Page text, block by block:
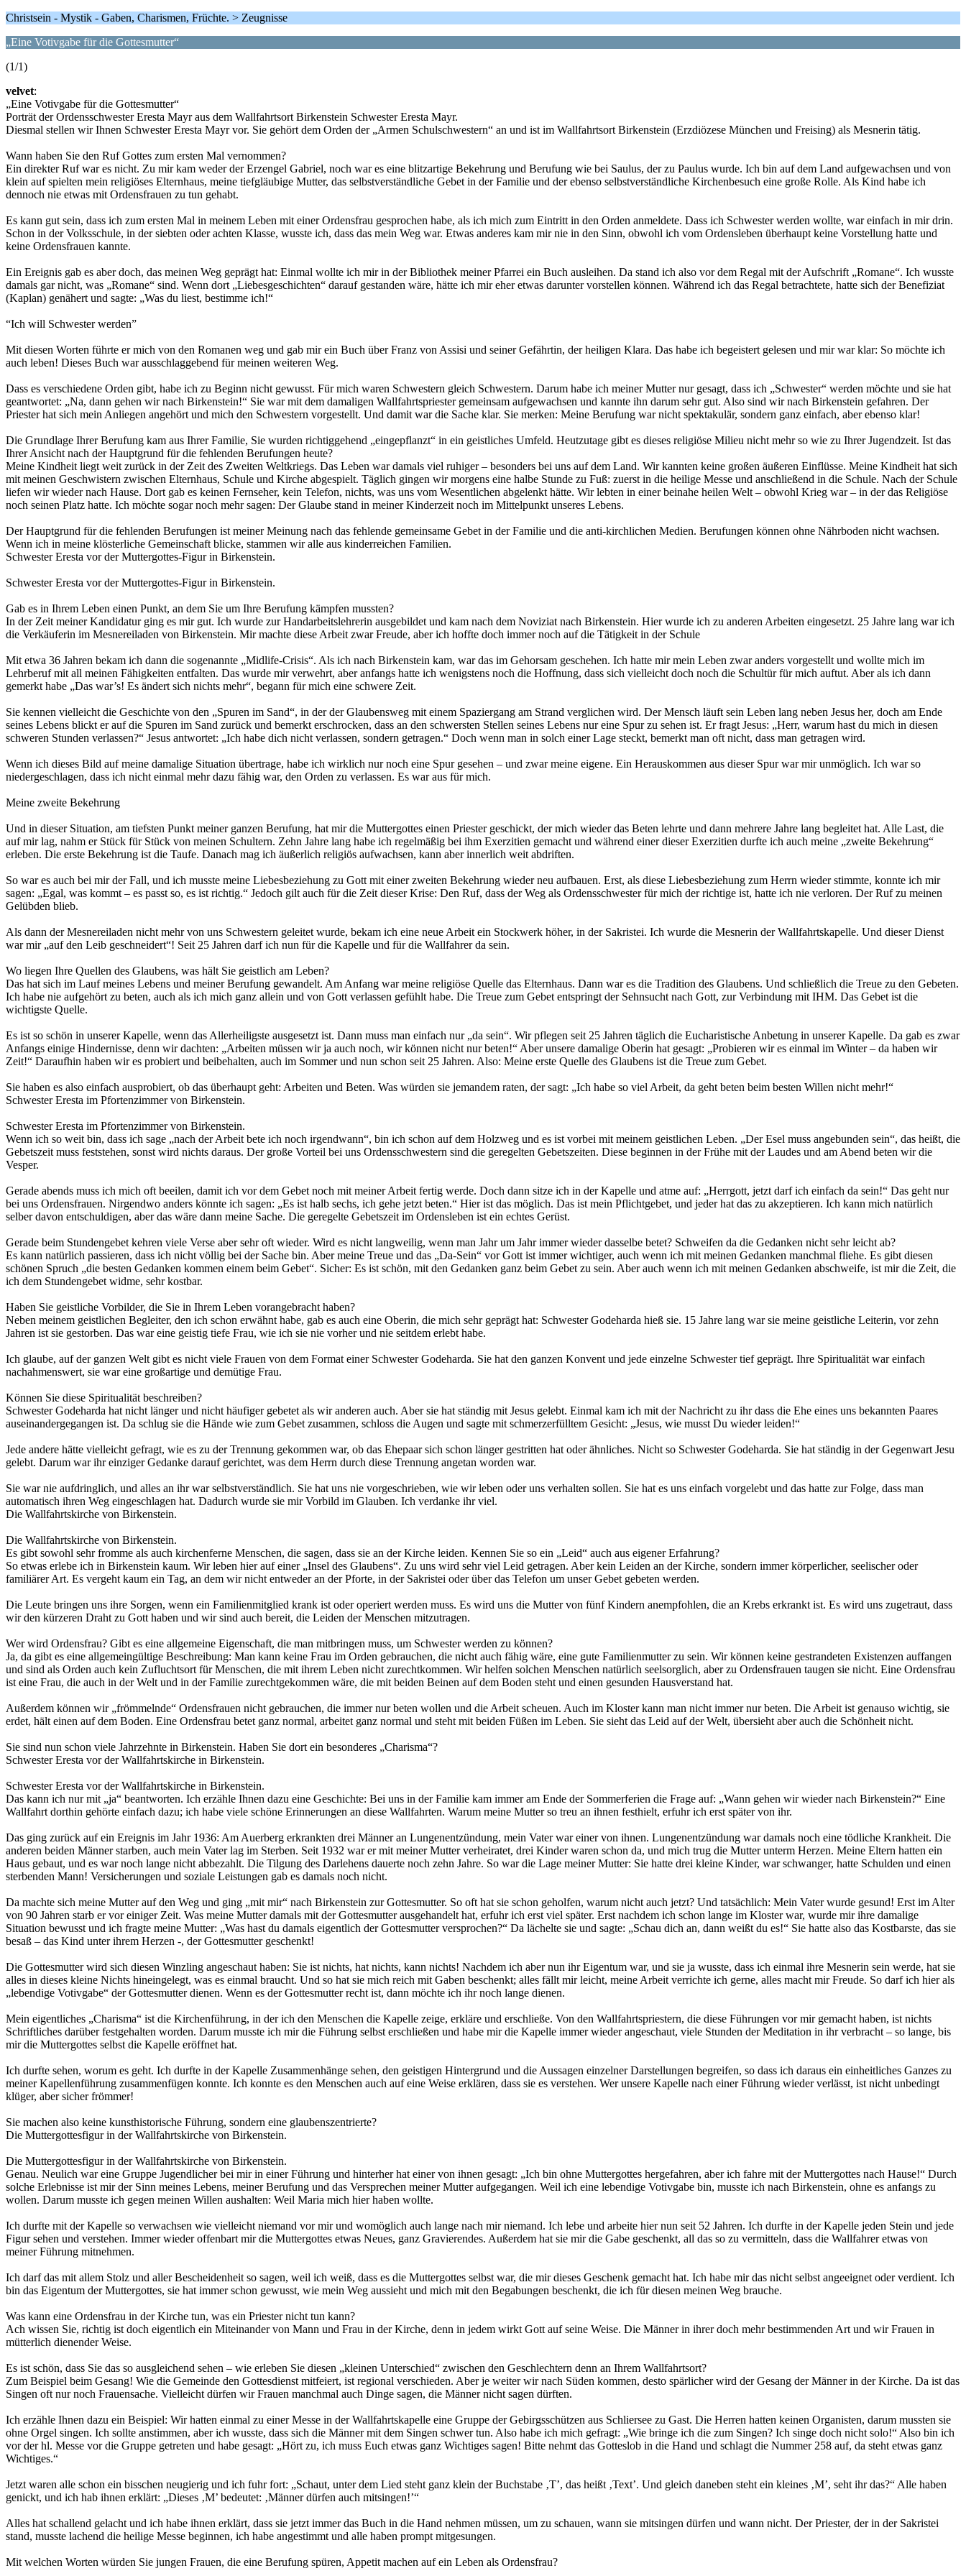
Christsein - Mystik - Gaben, Charismen, Früchte. > Zeugnisse
„Eine Votivgabe für die Gottesmutter“
(1/1)
velvet:
„Eine Votivgabe für die Gottesmutter“
Porträt der Ordensschwester Eresta Mayr aus dem Wallfahrtsort Birkenstein Schwester Eresta Mayr.
Diesmal stellen wir Ihnen Schwester Eresta Mayr vor. Sie gehört dem Orden der „Armen Schulschwestern“ an und ist im Wallfahrtsort Birkenstein (Erzdiözese München und Freising) als Mesnerin tätig.
Wann haben Sie den Ruf Gottes zum ersten Mal vernommen?
Ein direkter Ruf war es nicht. Zu mir kam weder der Erzengel Gabriel, noch war es eine blitzartige Bekehrung und Berufung wie bei Saulus, der zu Paulus wurde. Ich bin auf dem Land aufgewachsen und von
klein auf spielten mein religiöses Elternhaus, meine tiefgläubige Mutter, das selbstverständliche Gebet in der Familie und der ebenso selbstverständliche Kirchenbesuch eine große Rolle. Als Kind habe ich
dennoch nie etwas mit Ordensfrauen zu tun gehabt.
Es kann gut sein, dass ich zum ersten Mal in meinem Leben mit einer Ordensfrau gesprochen habe, als ich mich zum Eintritt in den Orden anmeldete. Dass ich Schwester werden wollte, war einfach in mir drin.
Schon in der Volksschule, in der siebten oder achten Klasse, wusste ich, dass das mein Weg war. Etwas anderes kam mir nie in den Sinn, obwohl ich vom Ordensleben überhaupt keine Vorstellung hatte und
keine Ordensfrauen kannte.
Ein Ereignis gab es aber doch, das meinen Weg geprägt hat: Einmal wollte ich mir in der Bibliothek meiner Pfarrei ein Buch ausleihen. Da stand ich also vor dem Regal mit der Aufschrift „Romane“. Ich wusste
damals gar nicht, was „Romane“ sind. Wenn dort „Liebesgeschichten“ darauf gestanden wäre, hätte ich mir eher etwas darunter vorstellen können. Während ich das Regal betrachtete, hatte sich der Benefiziat
(Kaplan) genähert und sagte: „Was du liest, bestimme ich!“
“Ich will Schwester werden”
Mit diesen Worten führte er mich von den Romanen weg und gab mir ein Buch über Franz von Assisi und seiner Gefährtin, der heiligen Klara. Das habe ich begeistert gelesen und mir war klar: So möchte ich
auch leben! Dieses Buch war ausschlaggebend für meinen weiteren Weg.
Dass es verschiedene Orden gibt, habe ich zu Beginn nicht gewusst. Für mich waren Schwestern gleich Schwestern. Darum habe ich meiner Mutter nur gesagt, dass ich „Schwester“ werden möchte und sie hat
geantwortet: „Na, dann gehen wir nach Birkenstein!“ Sie war mit dem damaligen Wallfahrtspriester gemeinsam aufgewachsen und kannte ihn darum sehr gut. Also sind wir nach Birkenstein gefahren. Der
Priester hat sich mein Anliegen angehört und mich den Schwestern vorgestellt. Und damit war die Sache klar. Sie merken: Meine Berufung war nicht spektakulär, sondern ganz einfach, aber ebenso klar!
Die Grundlage Ihrer Berufung kam aus Ihrer Familie, Sie wurden richtiggehend „eingepflanzt“ in ein geistliches Umfeld. Heutzutage gibt es dieses religiöse Milieu nicht mehr so wie zu Ihrer Jugendzeit. Ist das
Ihrer Ansicht nach der Hauptgrund für die fehlenden Berufungen heute?
Meine Kindheit liegt weit zurück in der Zeit des Zweiten Weltkriegs. Das Leben war damals viel ruhiger – besonders bei uns auf dem Land. Wir kannten keine großen äußeren Einflüsse. Meine Kindheit hat sich
mit meinen Geschwistern zwischen Elternhaus, Schule und Kirche abgespielt. Täglich gingen wir morgens eine halbe Stunde zu Fuß: zuerst in die heilige Messe und anschließend in die Schule. Nach der Schule
liefen wir wieder nach Hause. Dort gab es keinen Fernseher, kein Telefon, nichts, was uns vom Wesentlichen abgelenkt hätte. Wir lebten in einer beinahe heilen Welt – obwohl Krieg war – in der das Religiöse
noch seinen Platz hatte. Ich möchte sogar noch mehr sagen: Der Glaube stand in meiner Kinderzeit noch im Mittelpunkt unseres Lebens.
Der Hauptgrund für die fehlenden Berufungen ist meiner Meinung nach das fehlende gemeinsame Gebet in der Familie und die anti-kirchlichen Medien. Berufungen können ohne Nährboden nicht wachsen.
Wenn ich in meine klösterliche Gemeinschaft blicke, stammen wir alle aus kinderreichen Familien.
Schwester Eresta vor der Muttergottes-Figur in Birkenstein.
Schwester Eresta vor der Muttergottes-Figur in Birkenstein.
Gab es in Ihrem Leben einen Punkt, an dem Sie um Ihre Berufung kämpfen mussten?
In der Zeit meiner Kandidatur ging es mir gut. Ich wurde zur Handarbeitslehrerin ausgebildet und kam nach dem Noviziat nach Birkenstein. Hier wurde ich zu anderen Arbeiten eingesetzt. 25 Jahre lang war ich
die Verkäuferin im Mesnereiladen von Birkenstein. Mir machte diese Arbeit zwar Freude, aber ich hoffte doch immer noch auf die Tätigkeit in der Schule
Mit etwa 36 Jahren bekam ich dann die sogenannte „Midlife-Crisis“. Als ich nach Birkenstein kam, war das im Gehorsam geschehen. Ich hatte mir mein Leben zwar anders vorgestellt und wollte mich im
Lehrberuf mit all meinen Fähigkeiten entfalten. Das wurde mir verwehrt, aber anfangs hatte ich wenigstens noch die Hoffnung, dass sich vielleicht doch noch die Schultür für mich auftut. Aber als ich dann
gemerkt habe „Das war’s! Es ändert sich nichts mehr“, begann für mich eine schwere Zeit.
Sie kennen vielleicht die Geschichte von den „Spuren im Sand“, in der der Glaubensweg mit einem Spaziergang am Strand verglichen wird. Der Mensch läuft sein Leben lang neben Jesus her, doch am Ende
seines Lebens blickt er auf die Spuren im Sand zurück und bemerkt erschrocken, dass an den schwersten Stellen seines Lebens nur eine Spur zu sehen ist. Er fragt Jesus: „Herr, warum hast du mich in diesen
schweren Stunden verlassen?“ Jesus antwortet: „Ich habe dich nicht verlassen, sondern getragen.“ Doch wenn man in solch einer Lage steckt, bemerkt man oft nicht, dass man getragen wird.
Wenn ich dieses Bild auf meine damalige Situation übertrage, habe ich wirklich nur noch eine Spur gesehen – und zwar meine eigene. Ein Herauskommen aus dieser Spur war mir unmöglich. Ich war so
niedergeschlagen, dass ich nicht einmal mehr dazu fähig war, den Orden zu verlassen. Es war aus für mich.
Meine zweite Bekehrung
Und in dieser Situation, am tiefsten Punkt meiner ganzen Berufung, hat mir die Muttergottes einen Priester geschickt, der mich wieder das Beten lehrte und dann mehrere Jahre lang begleitet hat. Alle Last, die
auf mir lag, nahm er Stück für Stück von meinen Schultern. Zehn Jahre lang habe ich regelmäßig bei ihm Exerzitien gemacht und während einer dieser Exerzitien durfte ich auch meine „zweite Bekehrung“
erleben. Die erste Bekehrung ist die Taufe. Danach mag ich äußerlich religiös aufwachsen, kann aber innerlich weit abdriften.
So war es auch bei mir der Fall, und ich musste meine Liebesbeziehung zu Gott mit einer zweiten Bekehrung wieder neu aufbauen. Erst, als diese Liebesbeziehung zum Herrn wieder stimmte, konnte ich mir
sagen: „Egal, was kommt – es passt so, es ist richtig.“ Jedoch gilt auch für die Zeit dieser Krise: Den Ruf, dass der Weg als Ordensschwester für mich der richtige ist, hatte ich nie verloren. Der Ruf zu meinen
Gelübden blieb.
Als dann der Mesnereiladen nicht mehr von uns Schwestern geleitet wurde, bekam ich eine neue Arbeit ein Stockwerk höher, in der Sakristei. Ich wurde die Mesnerin der Wallfahrtskapelle. Und dieser Dienst
war mir „auf den Leib geschneidert“! Seit 25 Jahren darf ich nun für die Kapelle und für die Wallfahrer da sein.
Wo liegen Ihre Quellen des Glaubens, was hält Sie geistlich am Leben?
Das hat sich im Lauf meines Lebens und meiner Berufung gewandelt. Am Anfang war meine religiöse Quelle das Elternhaus. Dann war es die Tradition des Glaubens. Und schließlich die Treue zu den Gebeten.
Ich habe nie aufgehört zu beten, auch als ich mich ganz allein und von Gott verlassen gefühlt habe. Die Treue zum Gebet entspringt der Sehnsucht nach Gott, zur Verbindung mit IHM. Das Gebet ist die
wichtigste Quelle.
Es ist so schön in unserer Kapelle, wenn das Allerheiligste ausgesetzt ist. Dann muss man einfach nur „da sein“. Wir pflegen seit 25 Jahren täglich die Eucharistische Anbetung in unserer Kapelle. Da gab es zwar
Anfangs einige Hindernisse, denn wir dachten: „Arbeiten müssen wir ja auch noch, wir können nicht nur beten!“ Aber unsere damalige Oberin hat gesagt: „Probieren wir es einmal im Winter – da haben wir
Zeit!“ Daraufhin haben wir es probiert und beibehalten, auch im Sommer und nun schon seit 25 Jahren. Also: Meine erste Quelle des Glaubens ist die Treue zum Gebet.
Sie haben es also einfach ausprobiert, ob das überhaupt geht: Arbeiten und Beten. Was würden sie jemandem raten, der sagt: „Ich habe so viel Arbeit, da geht beten beim besten Willen nicht mehr!“
Schwester Eresta im Pfortenzimmer von Birkenstein.
Schwester Eresta im Pfortenzimmer von Birkenstein.
Wenn ich so weit bin, dass ich sage „nach der Arbeit bete ich noch irgendwann“, bin ich schon auf dem Holzweg und es ist vorbei mit meinem geistlichen Leben. „Der Esel muss angebunden sein“, das heißt, die
Gebetszeit muss feststehen, sonst wird nichts daraus. Der große Vorteil bei uns Ordensschwestern sind die geregelten Gebetszeiten. Diese beginnen in der Frühe mit der Laudes und am Abend beten wir die
Vesper.
Gerade abends muss ich mich oft beeilen, damit ich vor dem Gebet noch mit meiner Arbeit fertig werde. Doch dann sitze ich in der Kapelle und atme auf: „Herrgott, jetzt darf ich einfach da sein!“ Das geht nur
bei uns Ordensfrauen. Nirgendwo anders könnte ich sagen: „Es ist halb sechs, ich gehe jetzt beten.“ Hier ist das möglich. Das ist mein Pflichtgebet, und jeder hat das zu akzeptieren. Ich kann mich natürlich
selber davon entschuldigen, aber das wäre dann meine Sache. Die geregelte Gebetszeit im Ordensleben ist ein echtes Gerüst.
Gerade beim Stundengebet kehren viele Verse aber sehr oft wieder. Wird es nicht langweilig, wenn man Jahr um Jahr immer wieder dasselbe betet? Schweifen da die Gedanken nicht sehr leicht ab?
Es kann natürlich passieren, dass ich nicht völlig bei der Sache bin. Aber meine Treue und das „Da-Sein“ vor Gott ist immer wichtiger, auch wenn ich mit meinen Gedanken manchmal fliehe. Es gibt diesen
schönen Spruch „die besten Gedanken kommen einem beim Gebet“. Sicher: Es ist schön, mit den Gedanken ganz beim Gebet zu sein. Aber auch wenn ich mit meinen Gedanken abschweife, ist mir die Zeit, die
ich dem Stundengebet widme, sehr kostbar.
Haben Sie geistliche Vorbilder, die Sie in Ihrem Leben vorangebracht haben?
Neben meinem geistlichen Begleiter, den ich schon erwähnt habe, gab es auch eine Oberin, die mich sehr geprägt hat: Schwester Godeharda hieß sie. 15 Jahre lang war sie meine geistliche Leiterin, vor zehn
Jahren ist sie gestorben. Das war eine geistig tiefe Frau, wie ich sie nie vorher und nie seitdem erlebt habe.
Ich glaube, auf der ganzen Welt gibt es nicht viele Frauen von dem Format einer Schwester Godeharda. Sie hat den ganzen Konvent und jede einzelne Schwester tief geprägt. Ihre Spiritualität war einfach
nachahmenswert, sie war eine großartige und demütige Frau.
Können Sie diese Spiritualität beschreiben?
Schwester Godeharda hat nicht länger und nicht häufiger gebetet als wir anderen auch. Aber sie hat ständig mit Jesus gelebt. Einmal kam ich mit der Nachricht zu ihr dass die Ehe eines uns bekannten Paares
auseinandergegangen ist. Da schlug sie die Hände wie zum Gebet zusammen, schloss die Augen und sagte mit schmerzerfülltem Gesicht: „Jesus, wie musst Du wieder leiden!“
Jede andere hätte vielleicht gefragt, wie es zu der Trennung gekommen war, ob das Ehepaar sich schon länger gestritten hat oder ähnliches. Nicht so Schwester Godeharda. Sie hat ständig in der Gegenwart Jesu
gelebt. Darum war ihr einziger Gedanke darauf gerichtet, was dem Herrn durch diese Trennung angetan worden war.
Sie war nie aufdringlich, und alles an ihr war selbstverständlich. Sie hat uns nie vorgeschrieben, wie wir leben oder uns verhalten sollen. Sie hat es uns einfach vorgelebt und das hatte zur Folge, dass man
automatisch ihren Weg eingeschlagen hat. Dadurch wurde sie mir Vorbild im Glauben. Ich verdanke ihr viel.
Die Wallfahrtskirche von Birkenstein.
Die Wallfahrtskirche von Birkenstein.
Es gibt sowohl sehr fromme als auch kirchenferne Menschen, die sagen, dass sie an der Kirche leiden. Kennen Sie so ein „Leid“ auch aus eigener Erfahrung?
So etwas erlebe ich in Birkenstein kaum. Wir leben hier auf einer „Insel des Glaubens“. Zu uns wird sehr viel Leid getragen. Aber kein Leiden an der Kirche, sondern immer körperlicher, seelischer oder
familiärer Art. Es vergeht kaum ein Tag, an dem wir nicht entweder an der Pforte, in der Sakristei oder über das Telefon um unser Gebet gebeten werden.
Die Leute bringen uns ihre Sorgen, wenn ein Familienmitglied krank ist oder operiert werden muss. Es wird uns die Mutter von fünf Kindern anempfohlen, die an Krebs erkrankt ist. Es wird uns zugetraut, dass
wir den kürzeren Draht zu Gott haben und wir sind auch bereit, die Leiden der Menschen mitzutragen.
Wer wird Ordensfrau? Gibt es eine allgemeine Eigenschaft, die man mitbringen muss, um Schwester werden zu können?
Ja, da gibt es eine allgemeingültige Beschreibung: Man kann keine Frau im Orden gebrauchen, die nicht auch fähig wäre, eine gute Familienmutter zu sein. Wir können keine gestrandeten Existenzen auffangen
und sind als Orden auch kein Zufluchtsort für Menschen, die mit ihrem Leben nicht zurechtkommen. Wir helfen solchen Menschen natürlich seelsorglich, aber zu Ordensfrauen taugen sie nicht. Eine Ordensfrau
ist eine Frau, die auch in der Welt und in der Familie zurechtgekommen wäre, die mit beiden Beinen auf dem Boden steht und einen gesunden Hausverstand hat.
Außerdem können wir „frömmelnde“ Ordensfrauen nicht gebrauchen, die immer nur beten wollen und die Arbeit scheuen. Auch im Kloster kann man nicht immer nur beten. Die Arbeit ist genauso wichtig, sie
erdet, hält einen auf dem Boden. Eine Ordensfrau betet ganz normal, arbeitet ganz normal und steht mit beiden Füßen im Leben. Sie sieht das Leid auf der Welt, übersieht aber auch die Schönheit nicht.
Sie sind nun schon viele Jahrzehnte in Birkenstein. Haben Sie dort ein besonderes „Charisma“?
Schwester Eresta vor der Wallfahrtskirche in Birkenstein.
Schwester Eresta vor der Wallfahrtskirche in Birkenstein.
Das kann ich nur mit „ja“ beantworten. Ich erzähle Ihnen dazu eine Geschichte: Bei uns in der Familie kam immer am Ende der Sommerferien die Frage auf: „Wann gehen wir wieder nach Birkenstein?“ Eine
Wallfahrt dorthin gehörte einfach dazu; ich habe viele schöne Erinnerungen an diese Wallfahrten. Warum meine Mutter so treu an ihnen festhielt, erfuhr ich erst später von ihr.
Das ging zurück auf ein Ereignis im Jahr 1936: Am Auerberg erkrankten drei Männer an Lungenentzündung, mein Vater war einer von ihnen. Lungenentzündung war damals noch eine tödliche Krankheit. Die
anderen beiden Männer starben, auch mein Vater lag im Sterben. Seit 1932 war er mit meiner Mutter verheiratet, drei Kinder waren schon da, und mich trug die Mutter unterm Herzen. Meine Eltern hatten ein
Haus gebaut, und es war noch lange nicht abbezahlt. Die Tilgung des Darlehens dauerte noch zehn Jahre. So war die Lage meiner Mutter: Sie hatte drei kleine Kinder, war schwanger, hatte Schulden und einen
sterbenden Mann! Versicherungen und soziale Leistungen gab es damals noch nicht.
Da machte sich meine Mutter auf den Weg und ging „mit mir“ nach Birkenstein zur Gottesmutter. So oft hat sie schon geholfen, warum nicht auch jetzt? Und tatsächlich: Mein Vater wurde gesund! Erst im Alter
von 90 Jahren starb er vor einiger Zeit. Was meine Mutter damals mit der Gottesmutter ausgehandelt hat, erfuhr ich erst viel später. Erst nachdem ich schon lange im Kloster war, wurde mir ihre damalige
Situation bewusst und ich fragte meine Mutter: „Was hast du damals eigentlich der Gottesmutter versprochen?“ Da lächelte sie und sagte: „Schau dich an, dann weißt du es!“ Sie hatte also das Kostbarste, das sie
besaß – das Kind unter ihrem Herzen -, der Gottesmutter geschenkt!
Die Gottesmutter wird sich diesen Winzling angeschaut haben: Sie ist nichts, hat nichts, kann nichts! Nachdem ich aber nun ihr Eigentum war, und sie ja wusste, dass ich einmal ihre Mesnerin sein werde, hat sie
alles in dieses kleine Nichts hineingelegt, was es einmal braucht. Und so hat sie mich reich mit Gaben beschenkt; alles fällt mir leicht, meine Arbeit verrichte ich gerne, alles macht mir Freude. So darf ich hier als
„lebendige Votivgabe“ der Gottesmutter dienen. Wenn es der Gottesmutter recht ist, dann möchte ich ihr noch lange dienen.
Mein eigentliches „Charisma“ ist die Kirchenführung, in der ich den Menschen die Kapelle zeige, erkläre und erschließe. Von den Wallfahrtspriestern, die diese Führungen vor mir gemacht haben, ist nichts
Schriftliches darüber festgehalten worden. Darum musste ich mir die Führung selbst erschließen und habe mir die Kapelle immer wieder angeschaut, viele Stunden der Meditation in ihr verbracht – so lange, bis
mir die Muttergottes selbst die Kapelle eröffnet hat.
Ich durfte sehen, worum es geht. Ich durfte in der Kapelle Zusammenhänge sehen, den geistigen Hintergrund und die Aussagen einzelner Darstellungen begreifen, so dass ich daraus ein einheitliches Ganzes zu
meiner Kapellenführung zusammenfügen konnte. Ich konnte es den Menschen auch auf eine Weise erklären, dass sie es verstehen. Wer unsere Kapelle nach einer Führung wieder verlässt, ist nicht unbedingt
klüger, aber sicher frömmer!
Sie machen also keine kunsthistorische Führung, sondern eine glaubenszentrierte?
Die Muttergottesfigur in der Wallfahrtskirche von Birkenstein.
Die Muttergottesfigur in der Wallfahrtskirche von Birkenstein.
Genau. Neulich war eine Gruppe Jugendlicher bei mir in einer Führung und hinterher hat einer von ihnen gesagt: „Ich bin ohne Muttergottes hergefahren, aber ich fahre mit der Muttergottes nach Hause!“ Durch
solche Erlebnisse ist mir der Sinn meines Lebens, meiner Berufung und das Versprechen meiner Mutter aufgegangen. Weil ich eine lebendige Votivgabe bin, musste ich nach Birkenstein, ohne es anfangs zu
wollen. Darum musste ich gegen meinen Willen aushalten: Weil Maria mich hier haben wollte.
Ich durfte mit der Kapelle so verwachsen wie vielleicht niemand vor mir und womöglich auch lange nach mir niemand. Ich lebe und arbeite hier nun seit 52 Jahren. Ich durfte in der Kapelle jeden Stein und jede
Figur sehen und verstehen. Immer wieder offenbart mir die Muttergottes etwas Neues, ganz Gravierendes. Außerdem hat sie mir die Gabe geschenkt, all das so zu vermitteln, dass die Wallfahrer etwas von
meiner Führung mitnehmen.
Ich darf das mit allem Stolz und aller Bescheidenheit so sagen, weil ich weiß, dass es die Muttergottes selbst war, die mir dieses Geschenk gemacht hat. Ich habe mir das nicht selbst angeeignet oder verdient. Ich
bin das Eigentum der Muttergottes, sie hat immer schon gewusst, wie mein Weg aussieht und mich mit den Begabungen beschenkt, die ich für diesen meinen Weg brauche.
Was kann eine Ordensfrau in der Kirche tun, was ein Priester nicht tun kann?
Ach wissen Sie, richtig ist doch eigentlich ein Miteinander von Mann und Frau in der Kirche, denn in jedem wirkt Gott auf seine Weise. Die Männer in ihrer doch mehr bestimmenden Art und wir Frauen in
mütterlich dienender Weise.
Es ist schön, dass Sie das so ausgleichend sehen – wie erleben Sie diesen „kleinen Unterschied“ zwischen den Geschlechtern denn an Ihrem Wallfahrtsort?
Zum Beispiel beim Gesang! Wie die Gemeinde den Gottesdienst mitfeiert, ist regional verschieden. Aber je weiter wir nach Süden kommen, desto spärlicher wird der Gesang der Männer in der Kirche. Da ist das
Singen oft nur noch Frauensache. Vielleicht dürfen wir Frauen manchmal auch Dinge sagen, die Männer nicht sagen dürften.
Ich erzähle Ihnen dazu ein Beispiel: Wir hatten einmal zu einer Messe in der Wallfahrtskapelle eine Gruppe der Gebirgsschützen aus Schliersee zu Gast. Die Herren hatten keinen Organisten, darum mussten sie
ohne Orgel singen. Ich sollte anstimmen, aber ich wusste, dass sich die Männer mit dem Singen schwer tun. Also habe ich mich gefragt: „Wie bringe ich die zum Singen? Ich singe doch nicht solo!“ Also bin ich
vor der hl. Messe vor die Gruppe getreten und habe gesagt: „Hört zu, ich muss Euch etwas ganz Wichtiges sagen! Bitte nehmt das Gotteslob in die Hand und schlagt die Nummer 258 auf, da steht etwas ganz
Wichtiges.“
Jetzt waren alle schon ein bisschen neugierig und ich fuhr fort: „Schaut, unter dem Lied steht ganz klein der Buchstabe ‚T’, das heißt ‚Text’. Und gleich daneben steht ein kleines ‚M’, seht ihr das?“ Alle haben
genickt, und ich hab ihnen erklärt: „Dieses ‚M’ bedeutet: ‚Männer dürfen auch mitsingen!’“
Alles hat schallend gelacht und ich habe ihnen erklärt, dass sie jetzt immer das Buch in die Hand nehmen müssen, um zu schauen, wann sie mitsingen dürfen und wann nicht. Der Priester, der in der Sakristei
stand, musste lachend die heilige Messe beginnen, ich habe angestimmt und alle haben prompt mitgesungen.
Mit welchen Worten würden Sie jungen Frauen, die eine Berufung spüren, Appetit machen auf ein Leben als Ordensfrau?